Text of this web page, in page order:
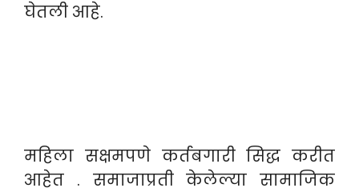
घेतली आहे.
महिला सक्षमपणे कर्तबगारी सिद्ध करीत
आहेत . समाजाप्रती केलेल्या सामाजिक